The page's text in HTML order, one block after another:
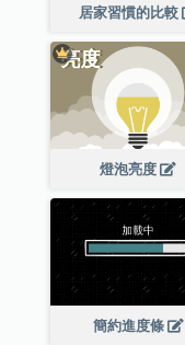
居家習慣的比較
燈泡亮度
簡約進度條